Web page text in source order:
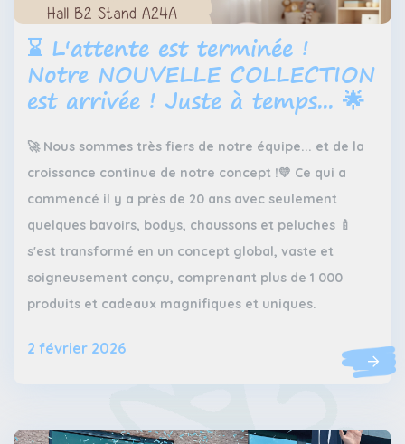
Contact
Devenir un revendeur
VIB®
⌛️ L'attente est terminée !
Notre NOUVELLE COLLECTION
est arrivée ! Juste à temps... 🌟
🚀 Nous sommes très fiers de notre équipe... et de la
croissance continue de notre concept !💛 Ce qui a
commencé il y a près de 20 ans avec seulement
quelques bavoirs, bodys, chaussons et peluches 🍼
s'est transformé en un concept global, vaste et
soigneusement conçu, comprenant plus de 1 000
produits et cadeaux magnifiques et uniques.
2 février 2026